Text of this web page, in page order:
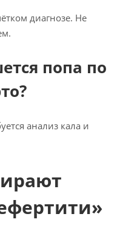
диагнозе. Не
попа по
анализ кала и